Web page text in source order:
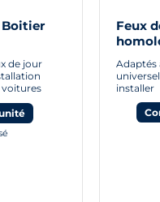
Boitier
jour Led
de jour
voitures
Feux
quad
Adaptés
installer